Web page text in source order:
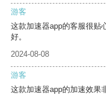
游客
这款加速器app的客服很贴
好。
2024-08-08
游客
这款加速器app的加速效果